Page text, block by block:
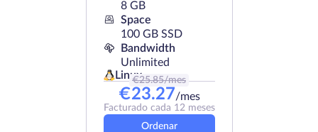
8 GB
Space
100 GB SSD
Bandwidth
Unlimited
Linux
€25.85/mes
€23.27/mes
Facturado cada 12 meses
Ordenar